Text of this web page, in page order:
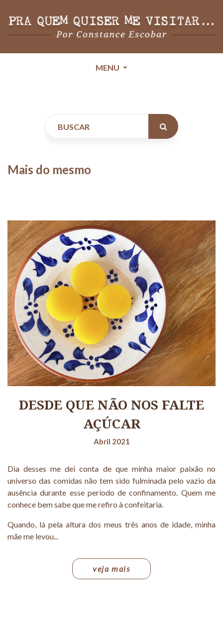
MENU
Mais do mesmo
DESDE QUE NÃO NOS FALTE
AÇÚCAR
Abril 2021
Dia desses me dei conta de que minha maior paixão no
universo das comidas não tem sido fulminada pelo vazio da
ausência durante esse período de confinamento. Quem me
conhece bem sabe que me refiro à confeitaria.
Quando, lá pela altura dos meus três anos de idade, minha
mãe me levou...
veja mais